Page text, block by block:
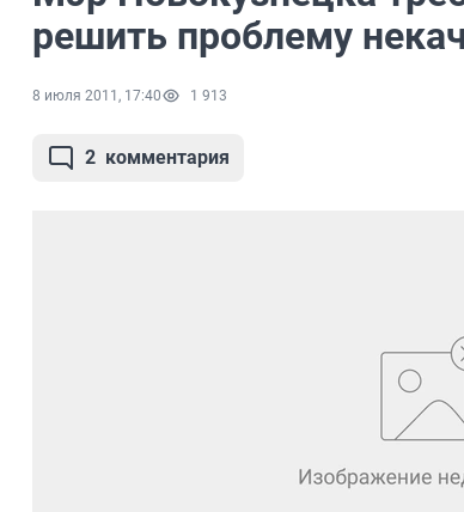
решить проблему
8 июля 2011, 17:40 1 913
2 комментария